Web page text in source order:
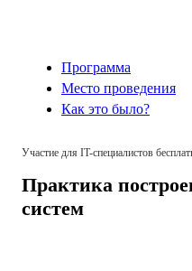
Программа
Место проведения
Как это было?
Участие для IT-специалистов
Практика
систем